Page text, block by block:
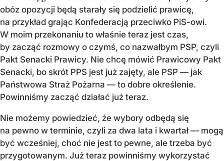
obóz opozycji będą starały się podzielić prawicę,
na przykład grając Konfederacją przeciwko PiS-owi.
W moim przekonaniu to właśnie teraz jest czas,
by zacząć rozmowy o czymś, co nazwałbym PSP, czyli
Pakt Senacki Prawicy. Nie chcę mówić Prawicowy Pakt
Senacki, bo skrót PPS jest już zajęty, ale PSP — jak
Państwowa Straż Pożarna — to dobre określenie.
Powinniśmy zacząć działać już teraz.
Nie możemy powiedzieć, że wybory odbędą się
na pewno w terminie, czyli za dwa lata i kwartał — mogą
być wcześniej, choć nie jest to pewne, ale trzeba być
przygotowanym. Już teraz powinniśmy wykorzystać